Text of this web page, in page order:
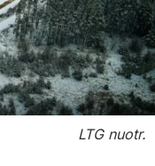
LTG nuotr.